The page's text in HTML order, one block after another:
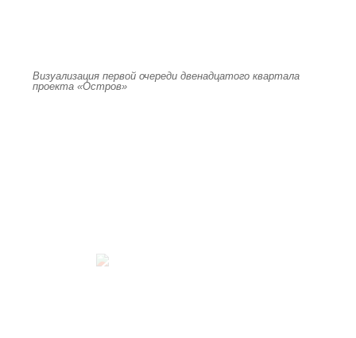
Визуализация первой очереди двенадцатого квартала
проекта «Остров»